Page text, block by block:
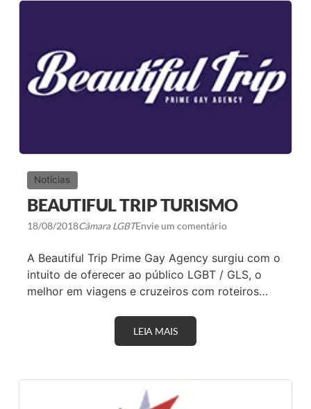
Notícias
BEAUTIFUL TRIP TURISMO
18/08/2018Câmara LGBTEnvie um comentário
A Beautiful Trip Prime Gay Agency surgiu com o
intuito de oferecer ao público LGBT / GLS, o
melhor em viagens e cruzeiros com roteiros…
LEIA MAISB
F